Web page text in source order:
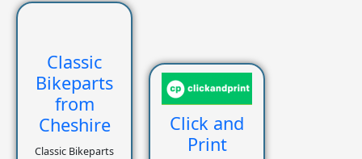
Classic
Bikeparts
from
Cheshire
Classic Bikeparts
Click and
Print